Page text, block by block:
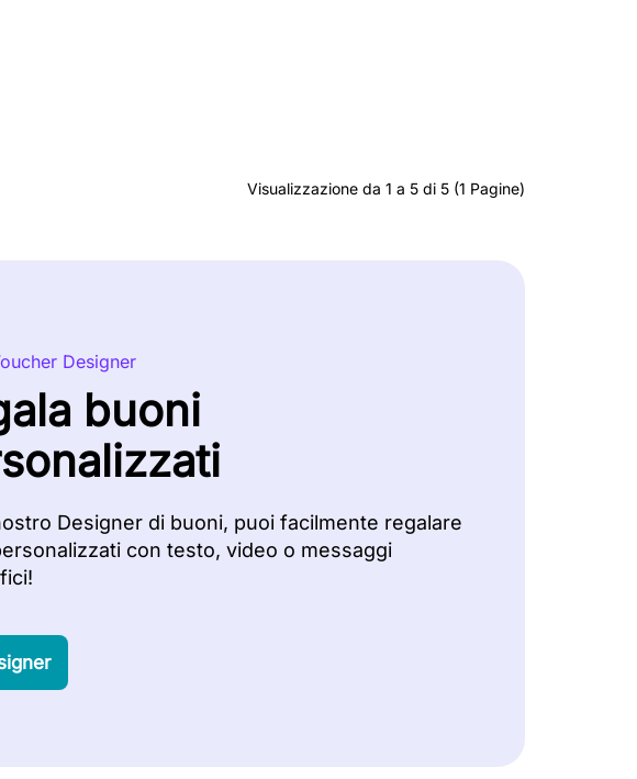
Visualizzazione da 1 a 5 di 5 (1 Pagine)
Designer
buoni
Designer di buoni, puoi facilmente regalare
con testo, video o messaggi